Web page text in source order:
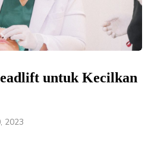
untuk Kecilkan
2023